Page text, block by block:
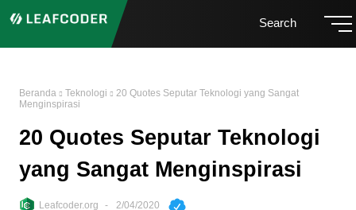
Search
Beranda Teknologi
20 Quotes Seputar Teknologi yang Sangat
Menginspirasi
20 Quotes Seputar Teknologi
yang Sangat Menginspirasi
Leafcoder.org 2/04/2020